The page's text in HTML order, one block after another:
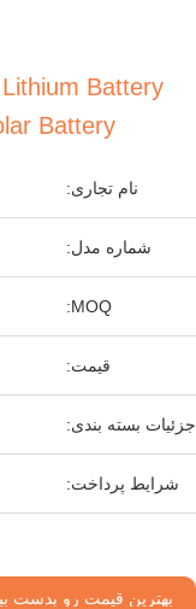
Battery
Battery
نام تجاری:
شماره مدل:
MOQ:
قیمت:
جزئیات بسته بندی:
شرایط پرداخت:
بهترین قیمت رو بدست